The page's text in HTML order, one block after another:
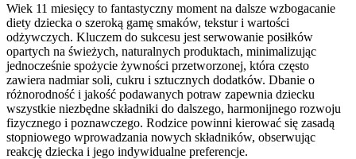
Wiek 11 miesięcy to fantastyczny moment na dalsze wzbogacanie
diety dziecka o szeroką gamę smaków, tekstur i wartości
odżywczych. Kluczem do sukcesu jest serwowanie posiłków
opartych na świeżych, naturalnych produktach, minimalizując
jednocześnie spożycie żywności przetworzonej, która często
zawiera nadmiar soli, cukru i sztucznych dodatków. Dbanie o
różnorodność i jakość podawanych potraw zapewnia dziecku
wszystkie niezbędne składniki do dalszego, harmonijnego rozwoju
fizycznego i poznawczego. Rodzice powinni kierować się zasadą
stopniowego wprowadzania nowych składników, obserwując
reakcję dziecka i jego indywidualne preferencje.